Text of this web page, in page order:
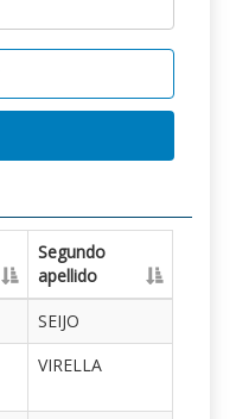
Segundo
apellido
SEIJO
VIRELLA